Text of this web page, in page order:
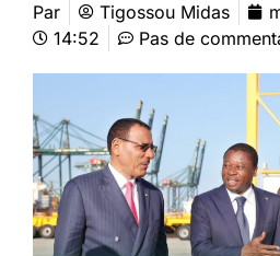
Par Tigossou Midas
14:52
Pas de